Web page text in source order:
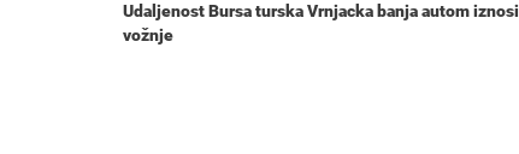
Udaljenost Bursa turska Vrnjacka banja autom iznosi
vožnje